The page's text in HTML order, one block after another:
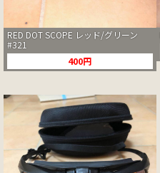
RED DOT SCOPE レッド/グリーン
#321
400円